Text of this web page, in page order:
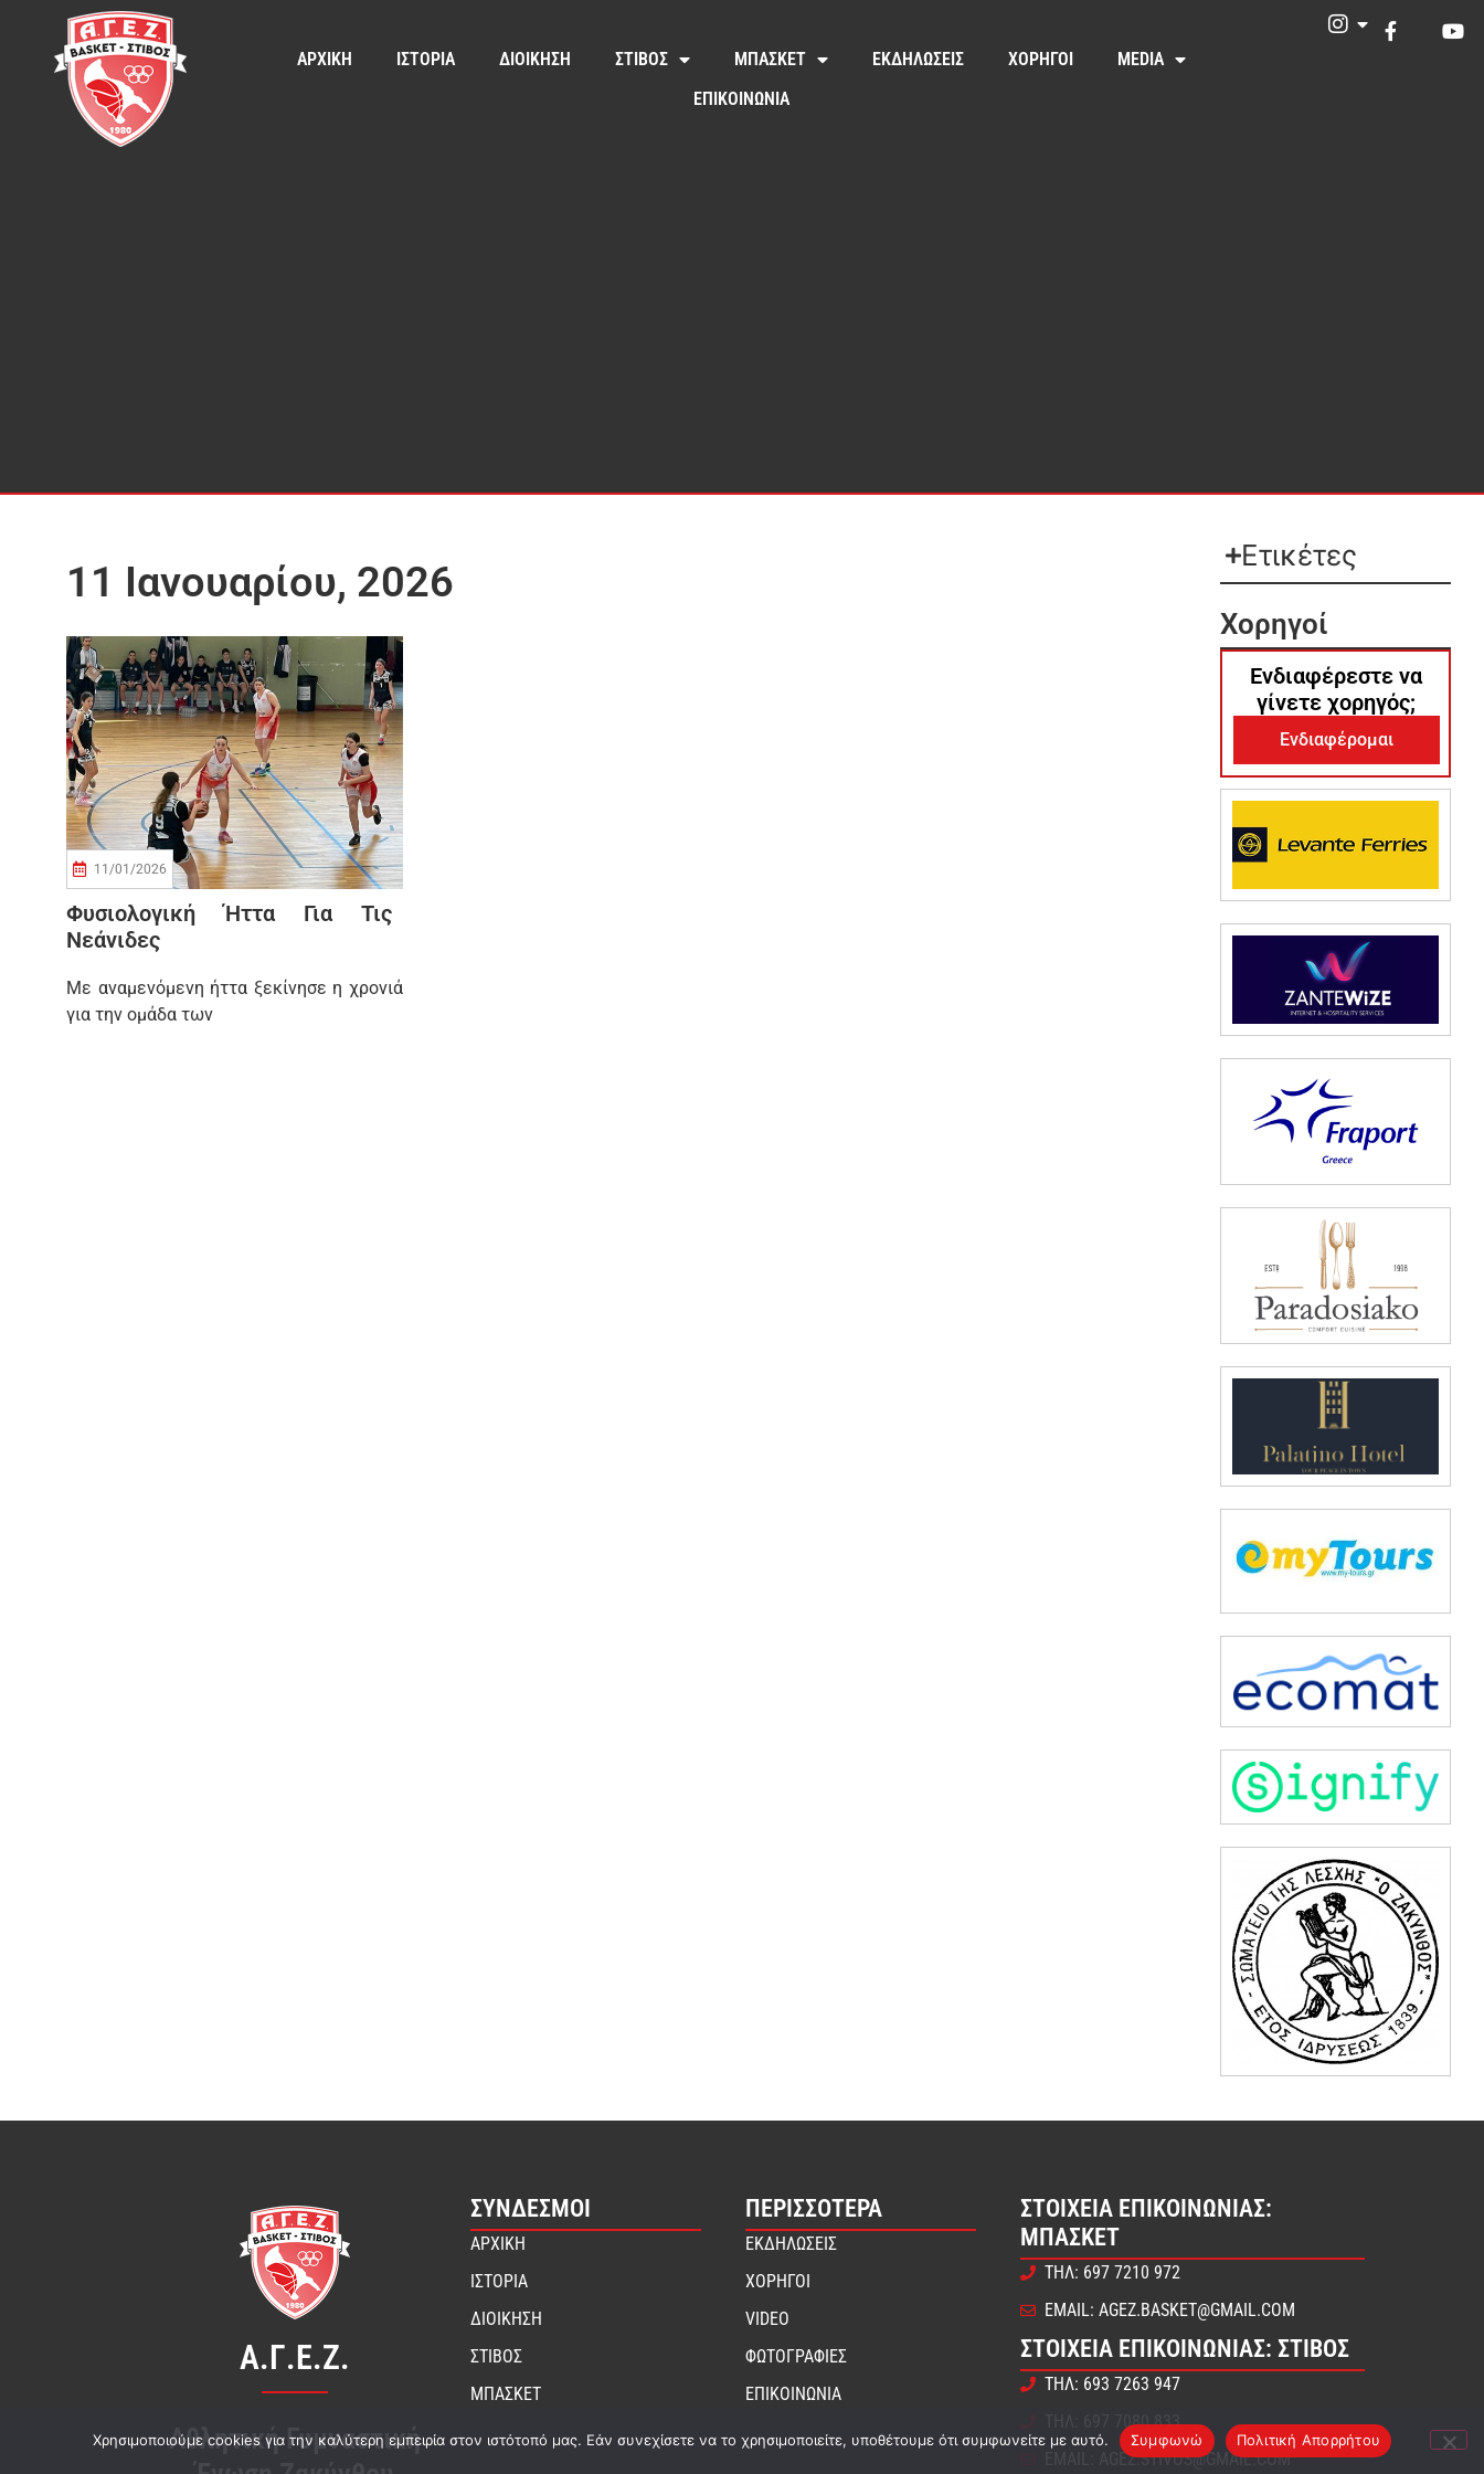
ΑΡΧΙΚΗ ΙΣΤΟΡΙΑ ΔΙΟΙΚΗΣΗ ΣΤΙΒΟΣ ΜΠΑΣΚΕΤ ΕΚΔΗΛΩΣΕΙΣ ΧΟΡΗΓΟΙ
MEDIA
ΕΠΙΚΟΙΝΩΝΙΑ
11 Ιανουαρίου, 2026
11/01/2026
Φυσιολογική Ήττα Για Τις
Νεάνιδες
Με αναμενόμενη ήττα ξεκίνησε η χρονιά
για την ομάδα των
Ετικέτες
Χορηγοί
Ενδιαφέρεστε να
γίνετε χορηγός;
Ενδιαφέρομαι
Α.Γ.Ε.Ζ.
Αθλητική Γυμναστική
ΣΎΝΔΕΣΜΟΙ
ΑΡΧΙΚΗ
ΙΣΤΟΡΙΑ
ΔΙΟΙΚΗΣΗ
ΣΤΙΒΟΣ
ΜΠΑΣΚΕΤ
ΠΕΡΙΣΣΟΤΕΡΑ
ΕΚΔΗΛΩΣΕΙΣ
ΧΟΡΗΓΟΙ
VIDEO
ΦΩΤΟΓΡΑΦΙΕΣ
ΕΠΙΚΟΙΝΩΝΙΑ
ΣΤΟΙΧΕΊΑ ΕΠΙΚΟΙΝΩΝΊΑΣ:
ΜΠΆΣΚΕΤ
ΤΗΛ: 697 7210 972
EMAIL: AGEZ.BASKET@GMAIL.COM
ΣΤΟΙΧΕΊΑ ΕΠΙΚΟΙΝΩΝΊΑΣ: ΣΤΊΒΟΣ
ΤΗΛ: 693 7263 947
ΤΗΛ: 697 7080 833
EMAIL: AGEZ.STIVOS@GMAIL.COM
Χρησιμοποιούμε cookies για την καλύτερη εμπειρία στον ιστότοπό μας. Εάν συνεχίσετε να το χρησιμοποιείτε, υποθέτουμε ότι συμφωνείτε με αυτό. Συμφωνώ Πολιτική Απορρήτου